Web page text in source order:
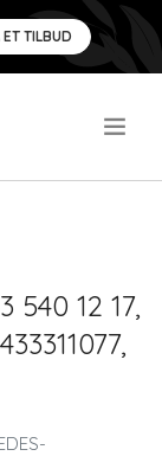
ET TILBUD
540 12 17,